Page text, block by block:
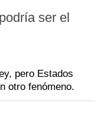
ser el
pero Estados
otro fenómeno.